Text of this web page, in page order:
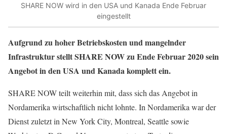
SHARE NOW wird in den USA und Kanada Ende Februar
eingestellt
Aufgrund zu hoher Betriebskosten und mangelnder
Infrastruktur stellt SHARE NOW zu Ende Februar 2020 sein
Angebot in den USA und Kanada komplett ein.
SHARE NOW teilt weiterhin mit, dass sich das Angebot in
Nordamerika wirtschaftlich nicht lohnte. In Nordamerika war der
Dienst zuletzt in New York City, Montreal, Seattle sowie